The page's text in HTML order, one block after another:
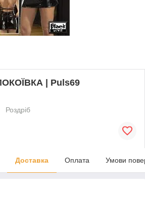
| Puls69
Роздріб
Доставка Оплата Умови